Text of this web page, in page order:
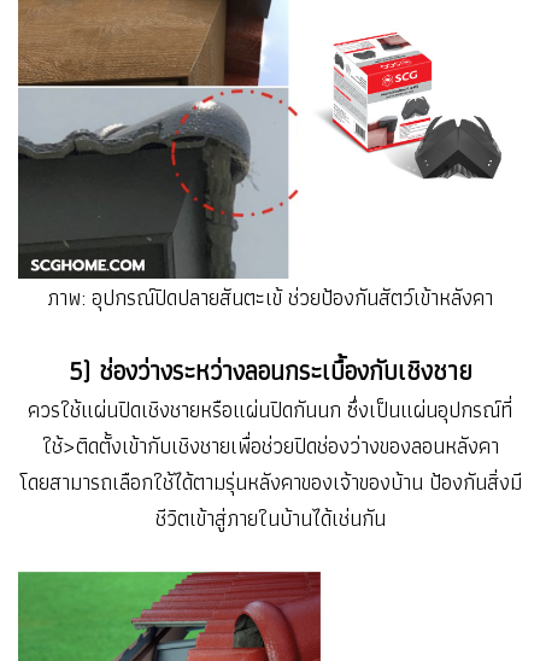
ภาพ: อุปกรณ์ปิดปลายสันตะเข้ ช่วยป้องกันสัตว์เข้าหลังคา
5) ช่องว่างระหว่างลอนกระเบื้องกับเชิงชาย
ควรใช้แผ่นปิดเชิงชายหรือแผ่นปิดกันนก ซึ่งเป็นแผ่นอุปกรณ์ที่
ใช้>ติดตั้งเข้ากับเชิงชายเพื่อช่วยปิดช่องว่างของลอนหลังคา
โดยสามารถเลือกใช้ได้ตามรุ่นหลังคาของเจ้าของบ้าน ป้องกันสิ่งมี
ชีวิตเข้าสู่ภายในบ้านได้เช่นกัน